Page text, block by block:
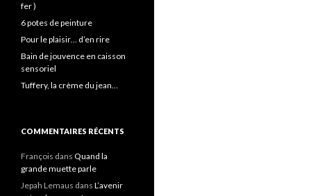
fer )
6 potes de peinture
Pour le plaisir… d’en rire
Bain de jouvence en caisson
sensoriel
Tuffery, la crème du jean…
COMMENTAIRES RÉCENTS
François dans Quand la
grande muette parle
Jepah Lemaus dans L’avenir